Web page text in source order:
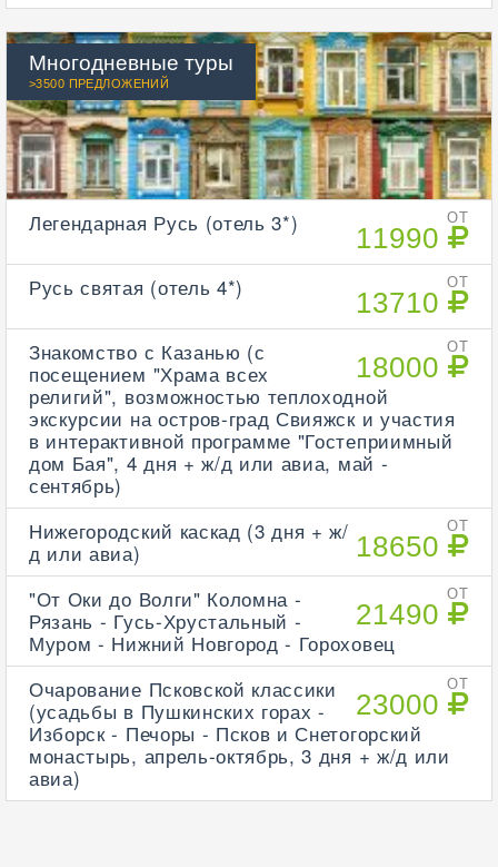
Многодневные туры
>3500 ПРЕДЛОЖЕНИЙ
ОТ
11990
Легендарная Русь (отель 3*)
ОТ
13710
Русь святая (отель 4*)
ОТ
18000
Знакомство с Казанью (с
посещением "Храма всех
религий", возможностью теплоходной
экскурсии на остров-град Свияжск и участия
в интерактивной программе "Гостеприимный
дом Бая", 4 дня + ж/д или авиа, май -
сентябрь)
ОТ
18650
Нижегородский каскад (3 дня + ж/
д или авиа)
ОТ
21490
"От Оки до Волги" Коломна -
Рязань - Гусь-Хрустальный -
Муром - Нижний Новгород - Гороховец
ОТ
23000
Очарование Псковской классики
(усадьбы в Пушкинских горах -
Изборск - Печоры - Псков и Снетогорский
монастырь, апрель-октябрь, 3 дня + ж/д или
авиа)